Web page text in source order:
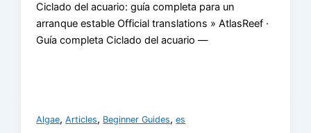
Ciclado del acuario: guía completa para un
arranque estable Official translations » AtlasReef ·
Guía completa Ciclado del acuario —
Algae,Articles, Beginner Guides,es